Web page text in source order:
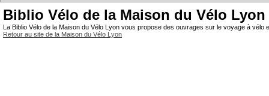
Biblio Vélo de la Maison du Vélo Lyon
La Biblio Vélo de la Maison du Vélo Lyon vous propose des ouvrages sur le voyage à
Retour au site de la Maison du Vélo Lyon